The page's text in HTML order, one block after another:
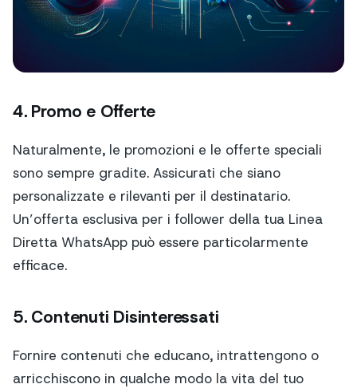
4. Promo e Offerte
Naturalmente, le promozioni e le offerte speciali
sono sempre gradite. Assicurati che siano
personalizzate e rilevanti per il destinatario.
Un’offerta esclusiva per i follower della tua Linea
Diretta WhatsApp può essere particolarmente
efficace.
5. Contenuti Disinteressati
Fornire contenuti che educano, intrattengono o
arricchiscono in qualche modo la vita del tuo